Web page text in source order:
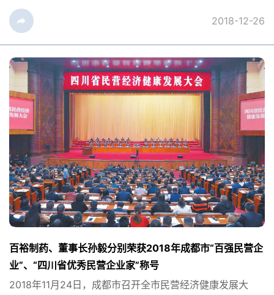
家“万人计划”是社会各界对其潜心十年打造百裕制药及其核
心产品银杏内酯注射等新特药品，并创造了积极的社会和经
2018-12-26
百裕制药、董事长孙毅分别荣获2018年成都市“百强民营企
业”、“四川省优秀民营企业家”称号
2018年11月24日，成都市召开全市民营经济健康发展大